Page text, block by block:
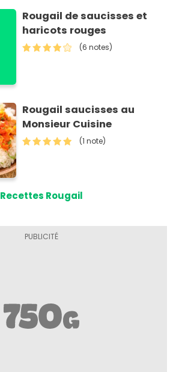
Rougail de saucisses et
haricots rouges
(6 notes)
Rougail saucisses au
Monsieur Cuisine
(1 note)
Recettes Rougail